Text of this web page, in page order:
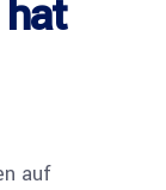
auf